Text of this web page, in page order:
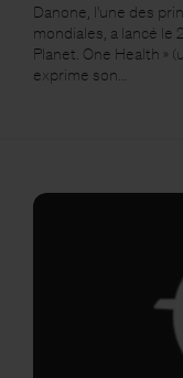
Danone, l'une des
mondiales, a lancé le
Planet. One Health »
exprime son…